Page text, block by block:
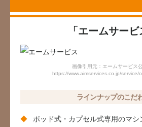
「エームサービ
画像引用元：エームサービス
https://www.aimservices.co.jp/service/
ラインナップのこだ
ポッド式・カプセル式専用のマ